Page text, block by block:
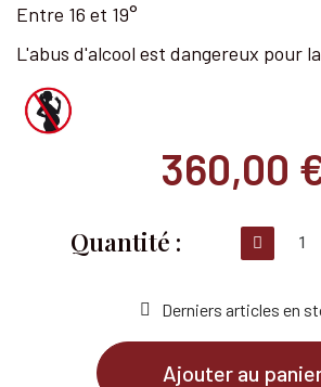
Entre 16 et 19°
L'abus d'alcool est dangereux pour
360,00
Derniers articles en
Ajouter au